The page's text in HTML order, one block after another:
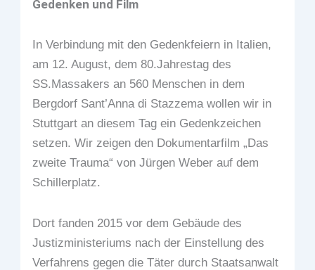
Gedenken und Film
In Verbindung mit den Gedenkfeiern in Italien,
am 12. August, dem 80.Jahrestag des
SS.Massakers an 560 Menschen in dem
Bergdorf Sant’Anna di Stazzema wollen wir in
Stuttgart an diesem Tag ein Gedenkzeichen
setzen. Wir zeigen den Dokumentarfilm „Das
zweite Trauma“ von Jürgen Weber auf dem
Schillerplatz.
Dort fanden 2015 vor dem Gebäude des
Justizministeriums nach der Einstellung des
Verfahrens gegen die Täter durch Staatsanwalt